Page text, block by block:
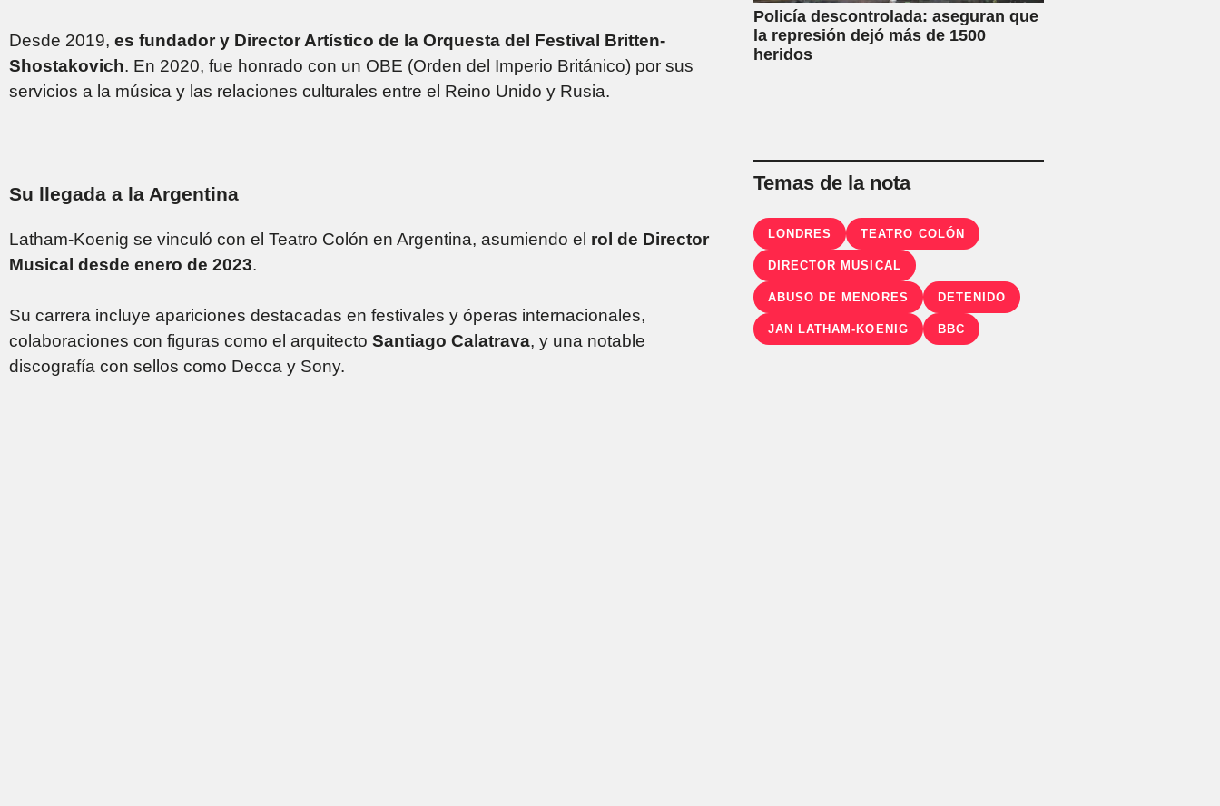
Desde 2019, es fundador y Director Artístico de la Orquesta del Festival Britten-
Shostakovich. En 2020, fue honrado con un OBE (Orden del Imperio Británico) por sus
servicios a la música y las relaciones culturales entre el Reino Unido y Rusia.
Su llegada a la Argentina
Latham-Koenig se vinculó con el Teatro Colón en Argentina, asumiendo el rol de Director
Musical desde enero de 2023.
Su carrera incluye apariciones destacadas en festivales y óperas internacionales,
colaboraciones con figuras como el arquitecto Santiago Calatrava, y una notable
discografía con sellos como Decca y Sony.
Policía descontrolada: aseguran que
la represión dejó más de 1500
heridos
Temas de la nota
LONDRES TEATRO COLÓN
DIRECTOR MUSICAL
ABUSO DE MENORES DETENIDO
JAN LATHAM-KOENIG BBC